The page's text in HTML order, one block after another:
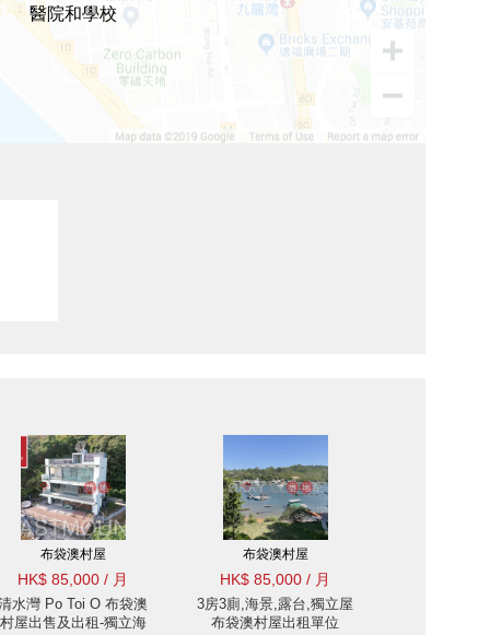
醫院和學校
布袋澳村屋
HK$ 85,000 / 月
水灣 Po Toi O 布袋澳
村屋出售及出租-獨立海
布袋澳村屋
HK$ 85,000 / 月
3房3廁,海景,露台,獨立屋
布袋澳村屋出租單位